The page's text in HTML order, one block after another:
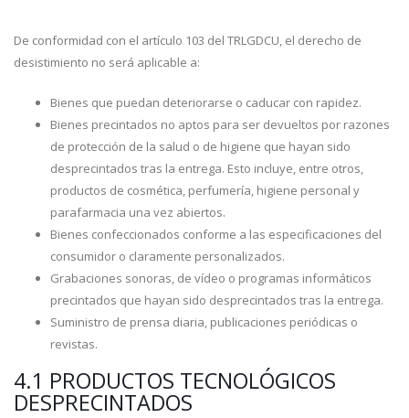
De conformidad con el artículo 103 del TRLGDCU, el derecho de
desistimiento no será aplicable a:
Bienes que puedan deteriorarse o caducar con rapidez.
Bienes precintados no aptos para ser devueltos por razones
de protección de la salud o de higiene que hayan sido
desprecintados tras la entrega. Esto incluye, entre otros,
productos de cosmética, perfumería, higiene personal y
parafarmacia una vez abiertos.
Bienes confeccionados conforme a las especificaciones del
consumidor o claramente personalizados.
Grabaciones sonoras, de vídeo o programas informáticos
precintados que hayan sido desprecintados tras la entrega.
Suministro de prensa diaria, publicaciones periódicas o
revistas.
4.1 PRODUCTOS TECNOLÓGICOS
DESPRECINTADOS